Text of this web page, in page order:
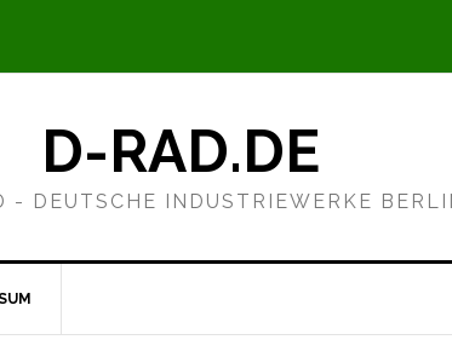
D-RAD.DE
- DEUTSCHE INDUSTRIEWERKE